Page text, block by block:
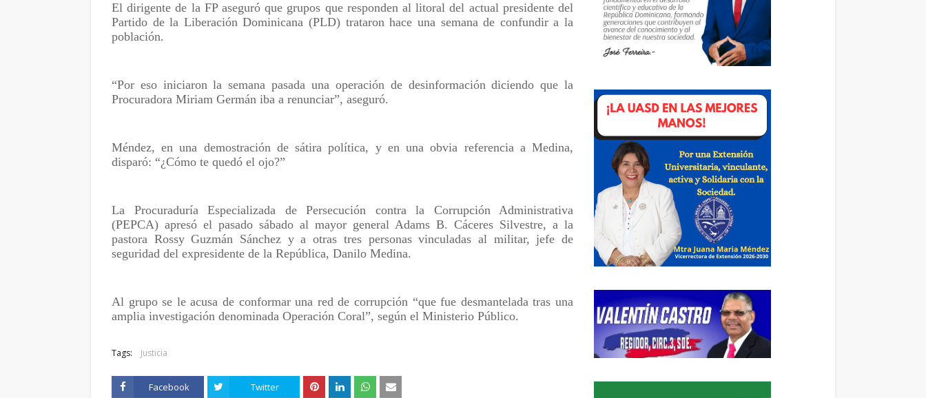
El dirigente de la FP aseguró que grupos que responden al litoral del actual presidente del
Partido de la Liberación Dominicana (PLD) trataron hace una semana de confundir a la
población.
“Por eso iniciaron la semana pasada una operación de desinformación diciendo que la
Procuradora Miriam Germán iba a renunciar”, aseguró.
Méndez, en una demostración de sátira política, y en una obvia referencia a Medina,
disparó: “¿Cómo te quedó el ojo?”
La Procuraduría Especializada de Persecución contra la Corrupción Administrativa
(PEPCA) apresó el pasado sábado al mayor general Adams B. Cáceres Silvestre, a la
pastora Rossy Guzmán Sánchez y a otras tres personas vinculadas al militar, jefe de
seguridad del expresidente de la República, Danilo Medina.
Al grupo se le acusa de conformar una red de corrupción “que fue desmantelada tras una
amplia investigación denominada Operación Coral”, según el Ministerio Público.
Tags: Justicia
Facebook Twitter